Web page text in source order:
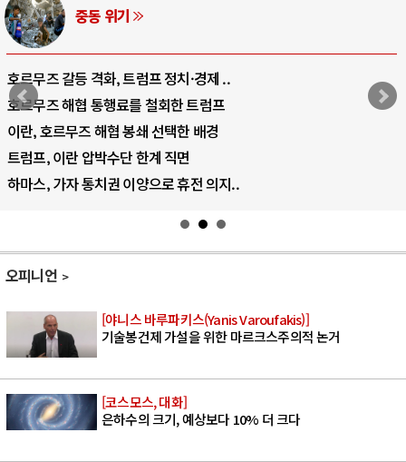
AI와 인간
중국 AI, 저가 공세로 글로벌 토큰 시..
AI 국부펀드 구상 놓고 미국 진보진영 ..
AI 데이터센터 반대 투쟁은 새로운 글로..
AI의 숨은 환경 비용: 데이터센터 확산..
AI는 어떻게 미국 민주주의를 잠식하고 ..
오피니언
[야니스 바루파키스(Yanis Varoufakis)]
기술봉건제 가설을 위한 마르크스주의적 논거
[코스모스, 대화]
은하수의 크기, 예상보다 10% 더 크다